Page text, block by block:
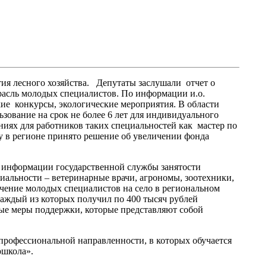
лесного хозяйства. Депутаты заслушали отчет о
молодых специалистов. По информации и.о.
конкурсы, экологические мероприятия. В области
на срок не более 6 лет для индивидуального
для работников таких специальностей как мастер по
в регионе принято решение об увеличении фонда
государственной службы занятости
– ветеринарные врачи, агрономы, зоотехники,
молодых специалистов на село в региональном
из которых получил по 400 тысяч рублей
меры поддержки, которые представляют собой
направленности, в которых обучается